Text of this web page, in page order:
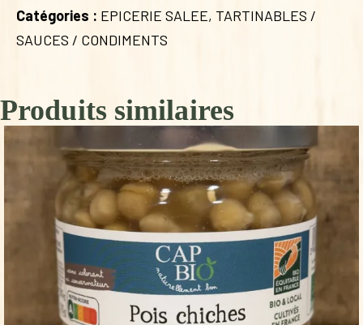
Catégories : EPICERIE SALEE, TARTINABLES /
SAUCES / CONDIMENTS
Produits similaires